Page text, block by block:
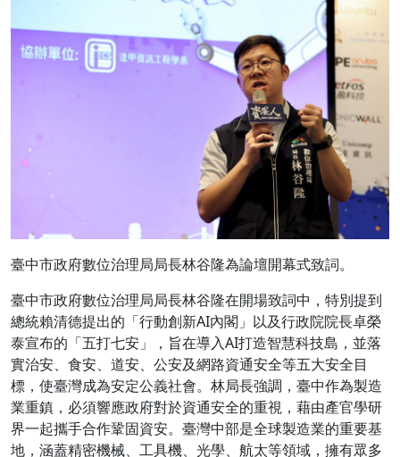
臺中市政府數位治理局局長林谷隆為論壇開幕式致詞。
臺中市政府數位治理局局長林谷隆在開場致詞中，特別提到
總統賴清德提出的「行動創新AI內閣」以及行政院院長卓榮
泰宣布的「五打七安」，旨在導入AI打造智慧科技島，並落
實治安、食安、道安、公安及網路資通安全等五大安全目
標，使臺灣成為安定公義社會。林局長強調，臺中作為製造
業重鎮，必須響應政府對於資通安全的重視，藉由產官學研
界一起攜手合作鞏固資安。臺灣中部是全球製造業的重要基
地，涵蓋精密機械、工具機、光學、航太等領域，擁有眾多